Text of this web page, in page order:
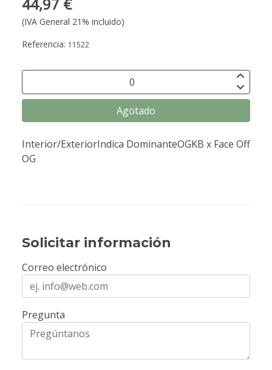
(IVA General 21% incluido)
Referencia: 11522
Agotado
Interior/ExteriorIndica DominanteOGKB x Face Off
OG
Solicitar información
Correo electrónico
Pregunta